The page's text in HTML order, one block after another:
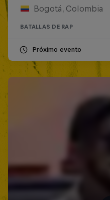
Bogotá, Colombia
BATALLAS DE RAP
Próximo evento